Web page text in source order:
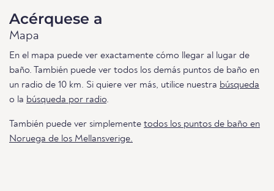
Acérquese a
Mapa
En el mapa puede ver exactamente cómo llegar al lugar de
baño. También puede ver todos los demás puntos de baño en
un radio de 10 km. Si quiere ver más, utilice nuestra búsqueda
o la búsqueda por radio.
También puede ver simplemente todos los puntos de baño en
Noruega de los Mellansverige.